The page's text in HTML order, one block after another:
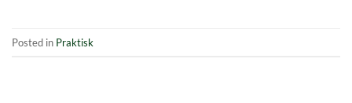
Posted in Praktisk